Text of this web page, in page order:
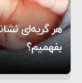
به
سختی
۱۰:۱۵
سنتکام
۶:۰۵
هر گریه‌ای
بفهمیم؟
تغذیه پدر
روی دیگر زندگی